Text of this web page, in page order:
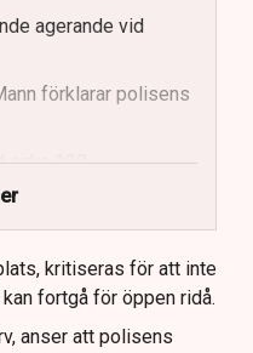
agerande vid
förklarar polisens
cirka 120
uniformerad polis
när det gäller
och gränser.
kritiseras för att inte
fortgå för öppen ridå.
anser att polisens